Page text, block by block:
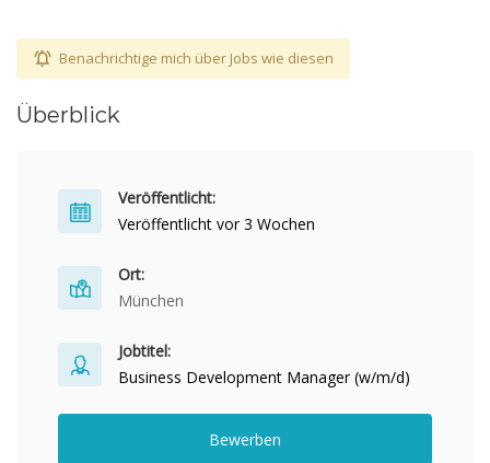
Benachrichtige mich über Jobs wie diesen
Überblick
Veröffentlicht:
Veröffentlicht vor 3 Wochen
Ort:
München
Jobtitel:
Business Development Manager (w/m/d)
Bewerben